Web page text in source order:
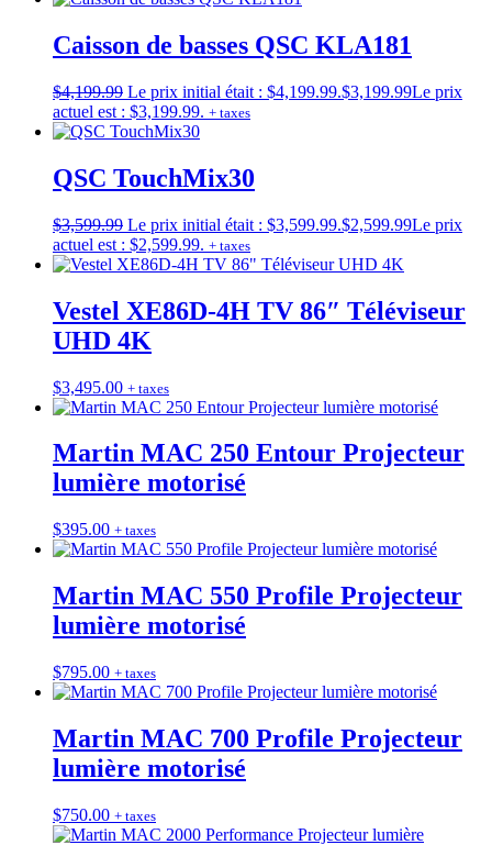
Caisson de basses QSC KLA181
$4,199.99 Le prix initial était : $4,199.99.$3,199.99Le prix
actuel est : $3,199.99. + taxes
QSC TouchMix30
$3,599.99 Le prix initial était : $3,599.99.$2,599.99Le prix
actuel est : $2,599.99. + taxes
Vestel XE86D-4H TV 86″ Téléviseur
UHD 4K
$3,495.00 + taxes
Martin MAC 250 Entour Projecteur
lumière motorisé
$395.00 + taxes
Martin MAC 550 Profile Projecteur
lumière motorisé
$795.00 + taxes
Martin MAC 700 Profile Projecteur
lumière motorisé
$750.00 + taxes